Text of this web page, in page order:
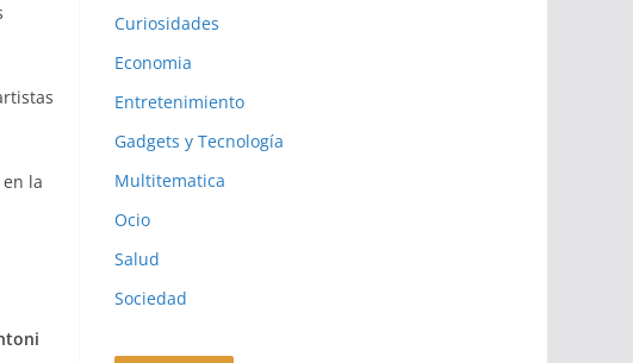
la
Curiosidades
Economia
Entretenimiento
Gadgets y Tecnología
Multitematica
Ocio
Salud
Sociedad